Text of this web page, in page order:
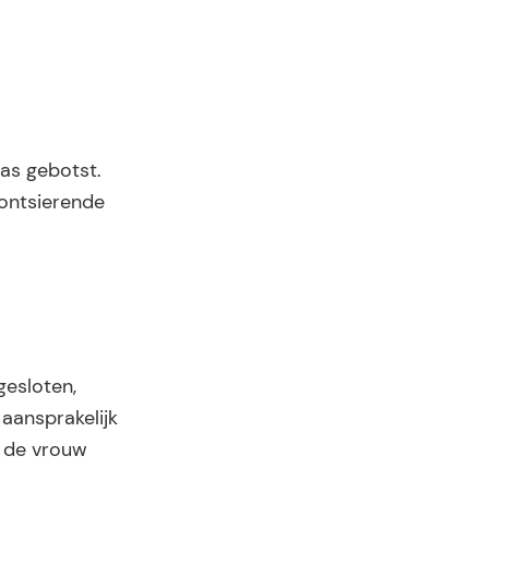
gebotst.
vrouw